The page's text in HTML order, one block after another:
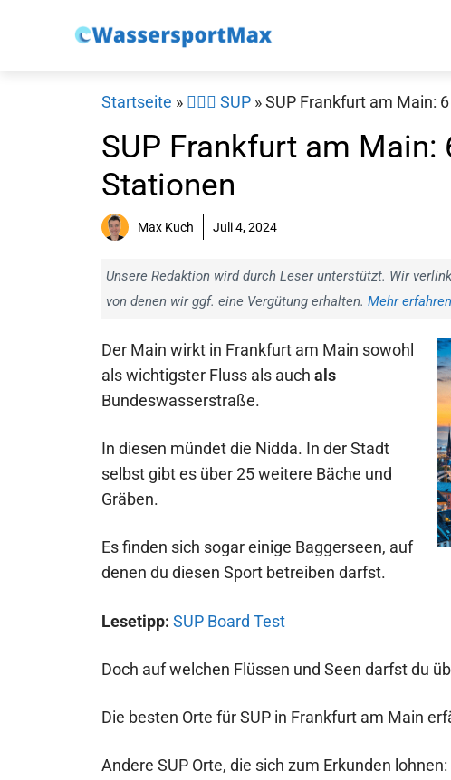
Startseite » 🏄‍♀️🛶 SUP »SUP Frankfurt am Main:
SUP Frankfurt am Main:
Stationen
Max Kuch Juli 4, 2024
Unsere Redaktion wird durch Leser unterstützt. Wir
von denen wir ggf. eine Vergütung erhalten. Mehr
Der Main wirkt in Frankfurt am Main sowohl
als wichtigster Fluss als auch als
Bundeswasserstraße.
In diesen mündet die Nidda. In der Stadt
selbst gibt es über 25 weitere Bäche und
Gräben.
Es finden sich sogar einige Baggerseen, auf
denen du diesen Sport betreiben darfst.
Lesetipp: SUP Board Test
Doch auf welchen Flüssen und Seen darfst du
Die besten Orte für SUP in Frankfurt am Main
Andere SUP Orte, die sich zum Erkunden lohnen: